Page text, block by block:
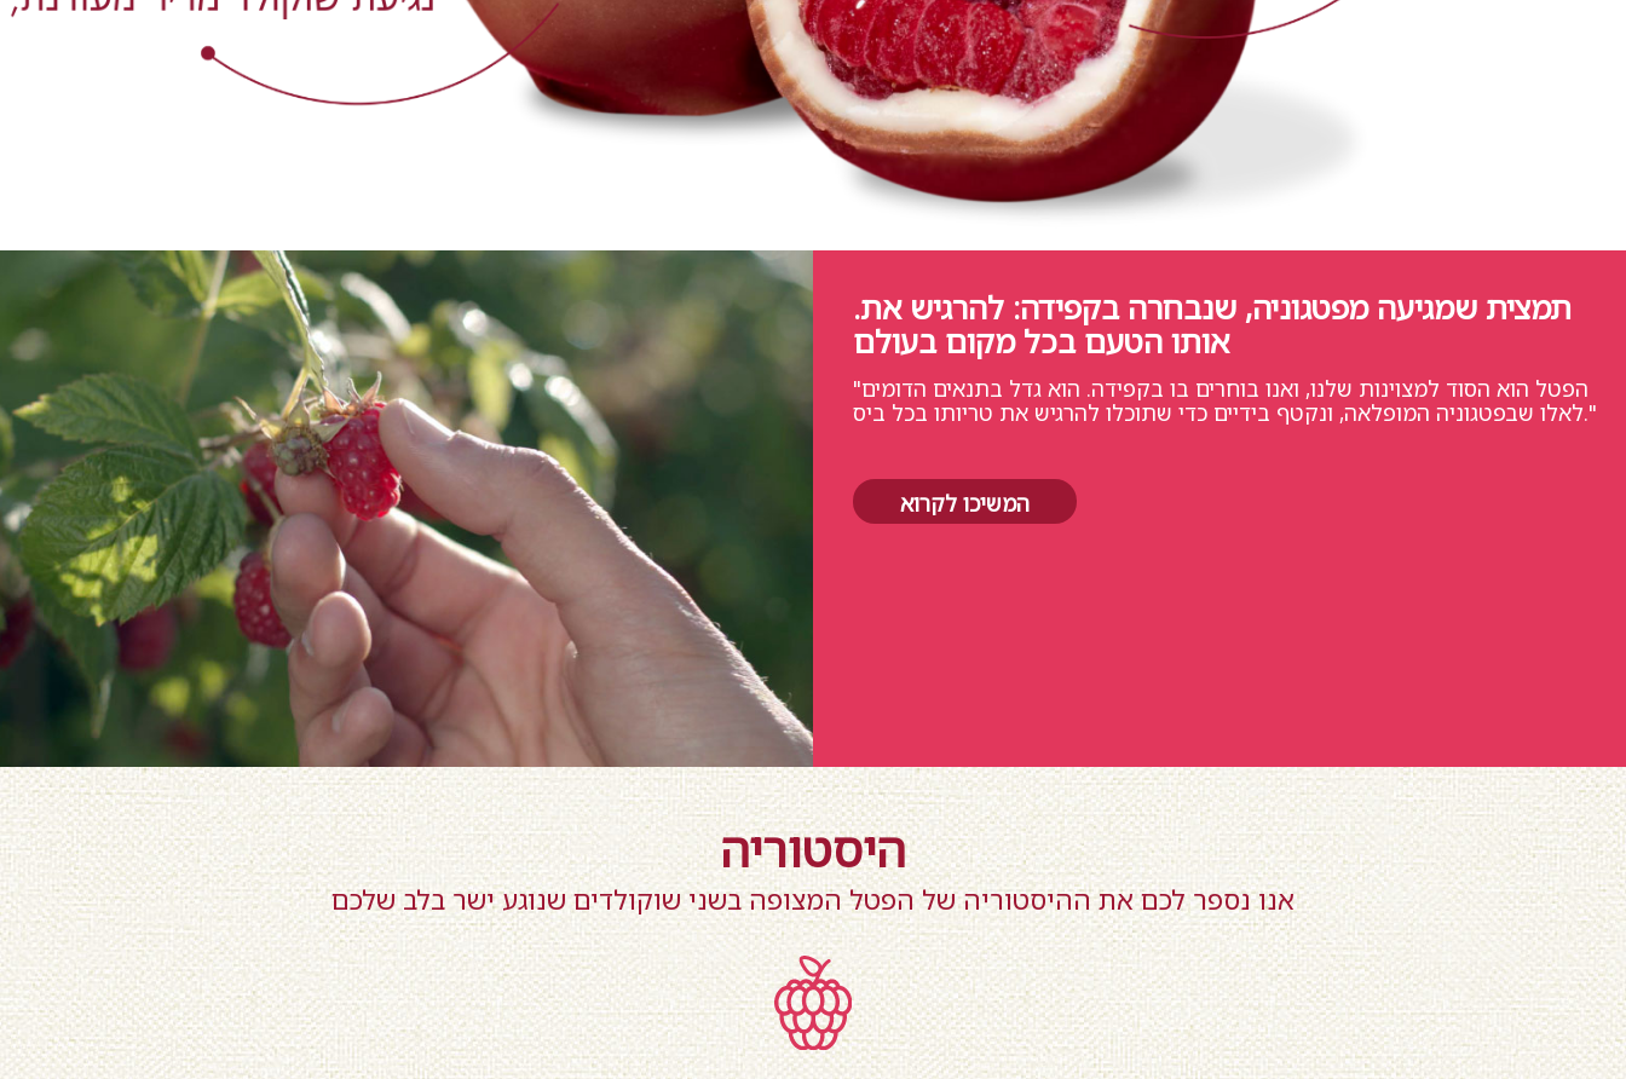
.תמצית שמגיעה מפטגוניה, שנבחרה בקפידה: להרגיש את
אותו הטעם בכל מקום בעולם
"הפטל הוא הסוד למצוינות שלנו, ואנו בוחרים בו בקפידה. הוא גדל בתנאים הדומים
לאלו שבפטגוניה המופלאה, ונקטף בידיים כדי שתוכלו להרגיש את טריותו בכל ביס."
המשיכו לקרוא
היסטוריה
אנו נספר לכם את ההיסטוריה של הפטל המצופה בשני שוקולדים שנוגע ישר בלב שלכם